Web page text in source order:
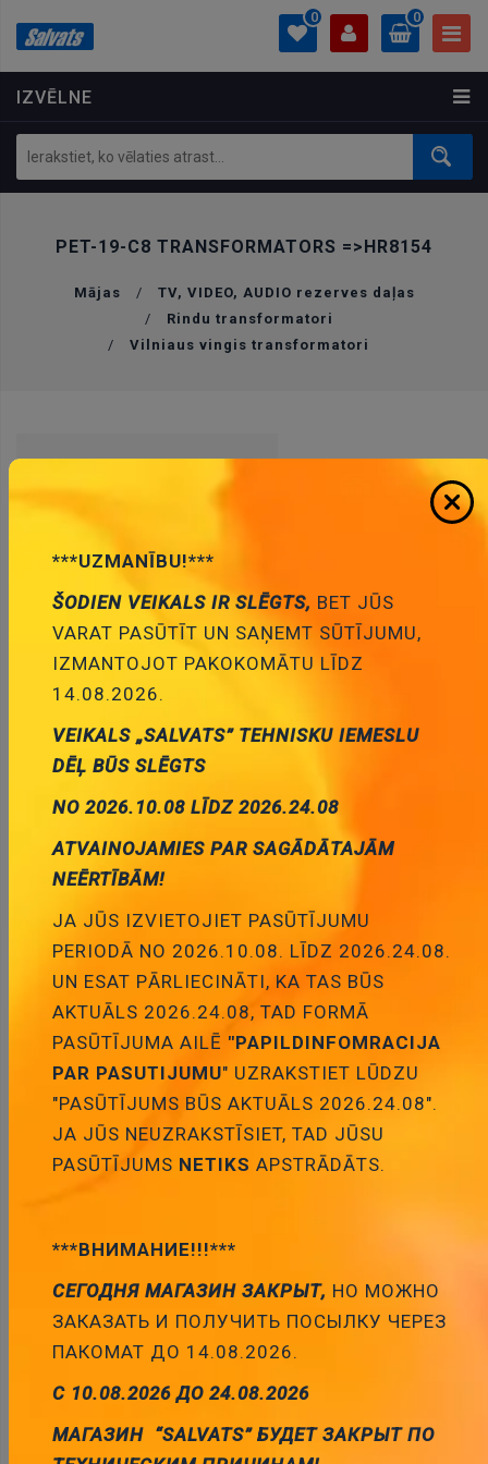
IZVĒLNE
0
PROFILS
Ielogoties
Izveidot kontu
0
0.00 €
PET-19-C8 TRANSFORMATORS =>HR8154
Mājas /
TV, VIDEO, AUDIO rezerves daļas
/
Rindu transformatori
/
Vilniaus vingis transformatori
atšķirties no priekšmeta reāla izskata. Bet galvenās īpašības ir
vienādas.
PET-19-C8 transformators =>HR8154
Cena:9.71 €
Noliktavas stāvoklis:
7
Daudzums:
Pievienot grozam
APRAKSTS
PARAMETRI
PAPILDU DOKUMENTĀCIJA
***UZMANĪBU!***
ŠODIEN VEIKALS IR SLĒGTS, BET JŪS
VARAT PASŪTĪT UN SAŅEMT SŪTĪJUMU,
IZMANTOJOT PAKOKOMĀTU LĪDZ
14.08.2026.
VEIKALS „SALVATS” TEHNISKU IEMESLU
DĒĻ BŪS SLĒGTS
NO 2026.10.08 LĪDZ 2026.24.08
ATVAINOJAMIES PAR SAGĀDĀTAJĀM
NEĒRTĪBĀM!
JA JŪS IZVIETOJIET PASŪTĪJUMU
PERIODĀ NO 2026.10.08. LĪDZ 2026.24.08.
UN ESAT PĀRLIECINĀTI, KA TAS BŪS
AKTUĀLS 2026.24.08, TAD FORMĀ
PASŪTĪJUMA AILĒ "PAPILDINFOMRACIJA
PAR PASUTIJUMU" UZRAKSTIET LŪDZU
"PASŪTĪJUMS BŪS AKTUĀLS 2026.24.08".
JA JŪS NEUZRAKSTĪSIET, TAD JŪSU
PASŪTĪJUMS NETIKS APSTRĀDĀTS.
***ВНИМАНИЕ!!!***
СЕГОДНЯ МАГАЗИН ЗАКРЫТ, НО МОЖНО
ЗАКАЗАТЬ И ПОЛУЧИТЬ ПОСЫЛКУ ЧЕРЕЗ
ПАКОМАТ ДО 14.08.2026.
С 10.08.2026 ДО 24.08.2026
МАГАЗИН “SALVATS” БУДЕТ ЗАКРЫТ ПО